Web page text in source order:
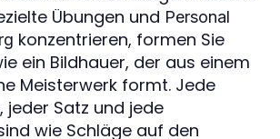
Übungen und Personal
konzentrieren, formen Sie
ein Bildhauer, der aus einem
Meisterwerk formt. Jede
jeder Satz und jede
wie Schläge auf den